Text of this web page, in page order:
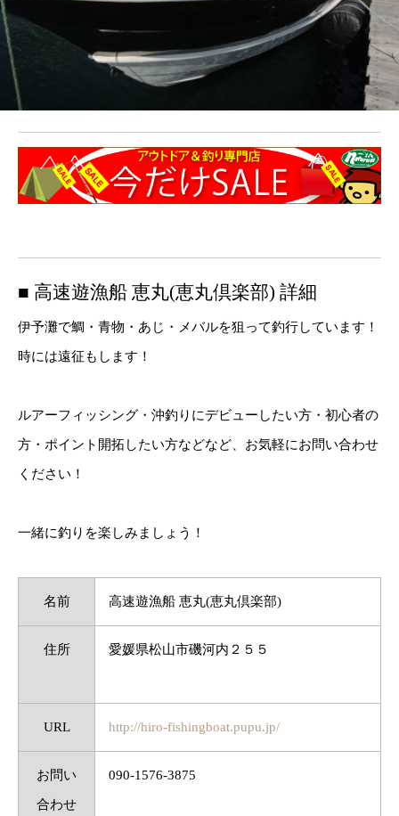
■ 高速遊漁船 恵丸(恵丸倶楽部) 詳細
伊予灘で鯛・青物・あじ・メバルを狙って釣行しています！
時には遠征もします！
ルアーフィッシング・沖釣りにデビューしたい方・初心者の
方・ポイント開拓したい方などなど、お気軽にお問い合わせ
ください！
一緒に釣りを楽しみましょう！
名前 高速遊漁船 恵丸(恵丸倶楽部)
住所 愛媛県松山市磯河内２５５
URL http://hiro-fishingboat.pupu.jp/
お問い
合わせ
090-1576-3875